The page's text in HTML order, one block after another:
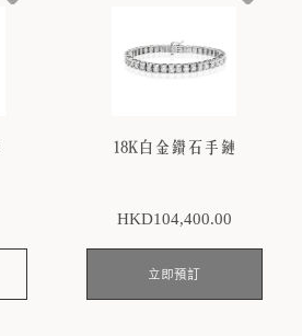
18K白金鑽石手鏈
HKD104,400.00
立即預訂